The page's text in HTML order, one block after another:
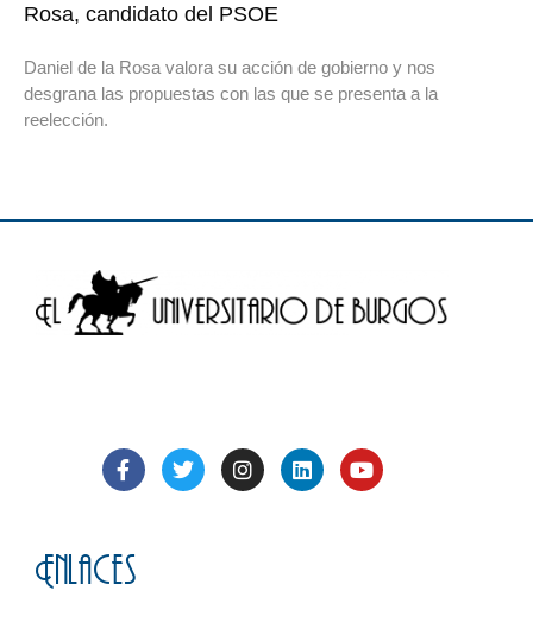
Rosa, candidato del PSOE
Daniel de la Rosa valora su acción de gobierno y nos
desgrana las propuestas con las que se presenta a la
reelección.
Enlaces